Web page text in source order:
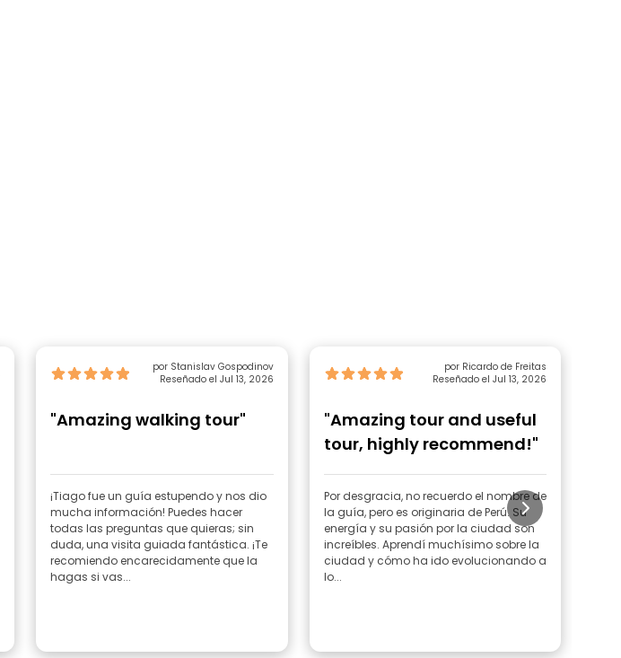
por Stanislav Gospodinov
Reseñado el Jul 13, 2026
"Amazing walking tour"
¡Tiago fue un guía estupendo y nos dio
mucha información! Puedes hacer
todas las preguntas que quieras; sin
duda, una visita guiada fantástica. ¡Te
recomiendo encarecidamente que la
hagas si vas...
por Ricardo de Freitas
Reseñado el Jul 13, 2026
"Amazing tour and useful
tour, highly recommend!"
Por desgracia, no recuerdo el nombre de
la guía, pero es originaria de Perú. Su
energía y su pasión por la ciudad son
increíbles. Aprendí muchísimo sobre la
ciudad y cómo ha ido evolucionando a
lo...